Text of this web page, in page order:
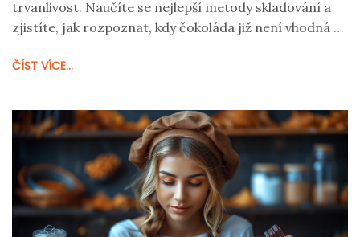
trvanlivost. Naučíte se nejlepší metody skladování a
zjistíte, jak rozpoznat, kdy čokoláda již není vhodná k
životnost vašich čokoládových výtvorů.
ČÍST VÍCE...